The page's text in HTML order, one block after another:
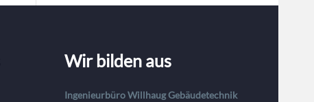
Wir bilden aus
Ingenieurbüro Willhaug Gebäudetechnik